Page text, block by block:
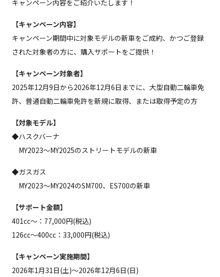
キャンペーン内容をご紹介いたします！
【キャンペーン内容】
キャンペーン期間中に対象モデルの新車をご成約、かつご登録
された対象者の方に、購入サポートをご提供！
【キャンペーン対象者】
2025年12月9日から2026年12月6日までに、大型自動二輪車免
許、普通自動二輪車免許を新規に取得、または取得予定の方
【対象モデル】
◆ハスクバーナ
MY2023～MY2025のストリートモデルの新車
◆ガスガス
MY2023～MY2024のSM700、ES700の新車
【サポート金額】
401cc〜：77,000円(税込)
126cc〜400cc：33,000円(税込)
【キャンペーン実施期間】
2026年1月31日(土)～2026年12月6日(日)